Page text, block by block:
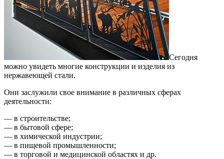
Сегодня
можно увидеть многие конструкции и изделия из
нержавеющей стали.
Они заслужили свое внимание в различных сферах
деятельности:
— в строительстве;
— в бытовой сфере;
— в химической индустрии;
— в пищевой промышленности;
— в торговой и медицинской областях и др.